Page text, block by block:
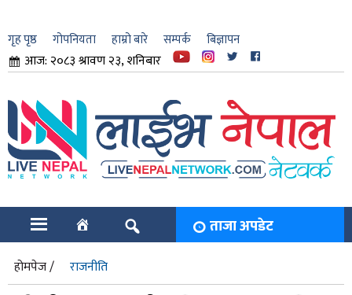
गृह पृष्ठ गोपनियता हाम्रो बारे सम्पर्क बिज्ञापन
आज: २०८३ श्रावण २३, शनिबार
ताजा अपडेट
होमपेज / राजनीति